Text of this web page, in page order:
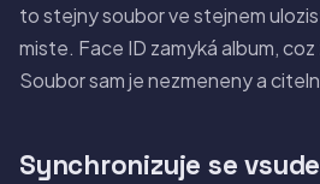
to stejny soubor ve stejnem
miste. Face ID zamyká album,
Soubor sam je nezmeneny a
Synchronizuje se vsude